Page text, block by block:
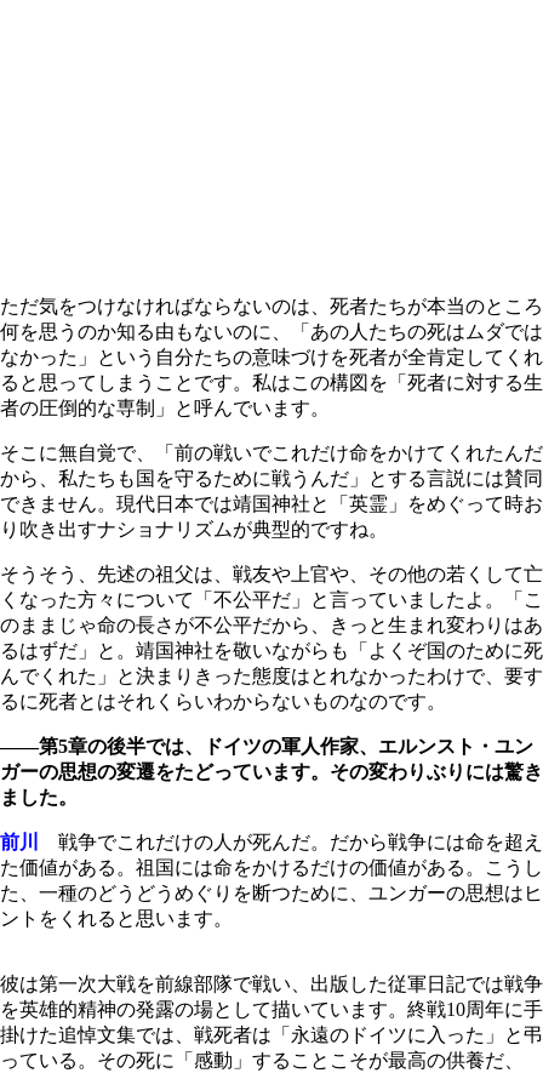
ただ気をつけなければならないのは、死者たちが本当のところ
何を思うのか知る由もないのに、「あの人たちの死はムダでは
なかった」という自分たちの意味づけを死者が全肯定してくれ
ると思ってしまうことです。私はこの構図を「死者に対する生
者の圧倒的な専制」と呼んでいます。
そこに無自覚で、「前の戦いでこれだけ命をかけてくれたんだ
から、私たちも国を守るために戦うんだ」とする言説には賛同
できません。現代日本では靖国神社と「英霊」をめぐって時お
り吹き出すナショナリズムが典型的ですね。
そうそう、先述の祖父は、戦友や上官や、その他の若くして亡
くなった方々について「不公平だ」と言っていましたよ。「こ
のままじゃ命の長さが不公平だから、きっと生まれ変わりはあ
るはずだ」と。靖国神社を敬いながらも「よくぞ国のために死
んでくれた」と決まりきった態度はとれなかったわけで、要す
るに死者とはそれくらいわからないものなのです。
――第5章の後半では、ドイツの軍人作家、エルンスト・ユン
ガーの思想の変遷をたどっています。その変わりぶりには驚き
ました。
前川
戦争でこれだけの人が死んだ。だから戦争には命を超え
た価値がある。祖国には命をかけるだけの価値がある。こうし
た、一種のどうどうめぐりを断つために、ユンガーの思想はヒ
ントをくれると思います。
彼は第一次大戦を前線部隊で戦い、出版した従軍日記では戦争
を英雄的精神の発露の場として描いています。終戦10周年に手
掛けた追悼文集では、戦死者は「永遠のドイツに入った」と弔
っている。その死に「感動」することこそが最高の供養だ、